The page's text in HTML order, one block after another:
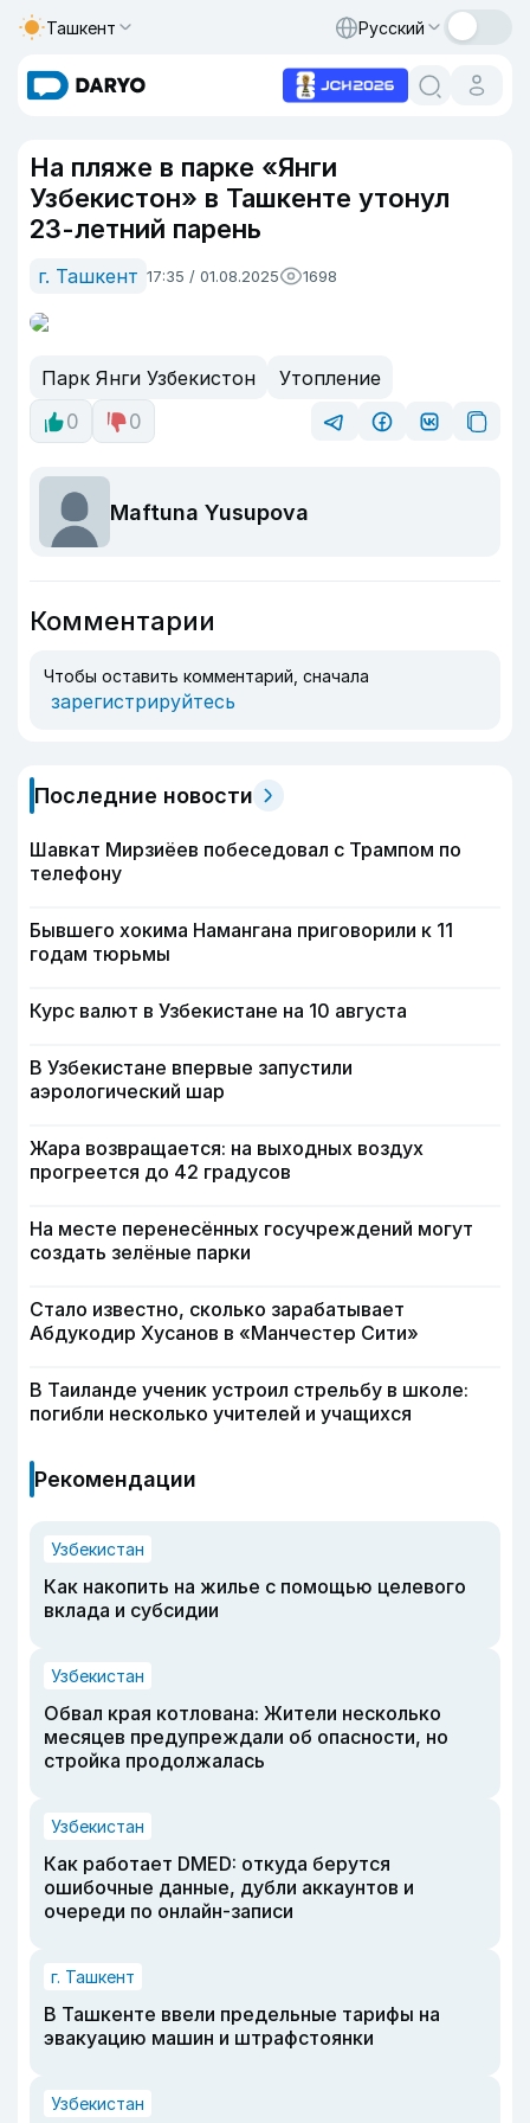
Ташкент Русский
На пляже в парке «Янги
Узбекистон» в Ташкенте утонул
23-летний парень
г. Ташкент 17:35 / 01.08.2025 1698
Парк Янги Узбекистон
Утопление
0
0
Maftuna Yusupova
Комментарии
Чтобы оставить комментарий, сначала
зарегистрируйтесь
Последние новости
Шавкат Мирзиёев побеседовал с Трампом по
телефону
Бывшего хокима Намангана приговорили к 11
годам тюрьмы
Курс валют в Узбекистане на 10 августа
В Узбекистане впервые запустили
аэрологический шар
Жара возвращается: на выходных воздух
прогреется до 42 градусов
На месте перенесённых госучреждений могут
создать зелёные парки
Стало известно, сколько зарабатывает
Абдукодир Хусанов в «Манчестер Сити»
В Таиланде ученик устроил стрельбу в школе:
погибли несколько учителей и учащихся
Рекомендации
Узбекистан
Как накопить на жилье с помощью целевого
вклада и субсидии
Узбекистан
Обвал края котлована: Жители несколько
месяцев предупреждали об опасности, но
стройка продолжалась
Узбекистан
Как работает DMED: откуда берутся
ошибочные данные, дубли аккаунтов и
очереди по онлайн-записи
г. Ташкент
В Ташкенте ввели предельные тарифы на
эвакуацию машин и штрафстоянки
Узбекистан